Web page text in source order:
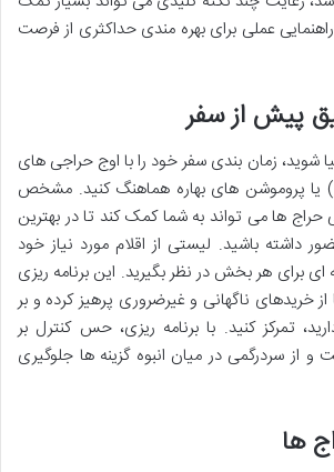
عملی برای بهره مندی حداکثری از فرصت
پیش از سفر
شوید، زمان بندی سفر خود را با اوج حراجی های
یا پروموشن های بهاره هماهنگ کنید. مشخص
حراج ها می تواند به شما کمک کند تا در بهترین
داشته باشید. لیستی از اقلام مورد نیاز خود
برای هر بخش در نظر بگیرید. این برنامه ریزی
خریدهای ناگهانی و غیرضروری پرهیز کرده و بر
تمرکز کنید. با برنامه ریزی، حس کنترل بر
و از سردرگمی در میان انبوه گزینه ها جلوگیری
ها